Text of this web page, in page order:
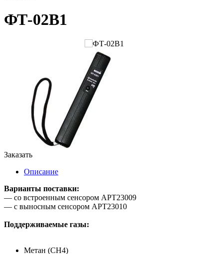
ФТ-02В1
Заказать
Описание
Варианты поставки:
— со встроенным сенсором АРТ23009
— с выносным сенсором АРТ23010
Поддерживаемые газы:
Метан (CH4)